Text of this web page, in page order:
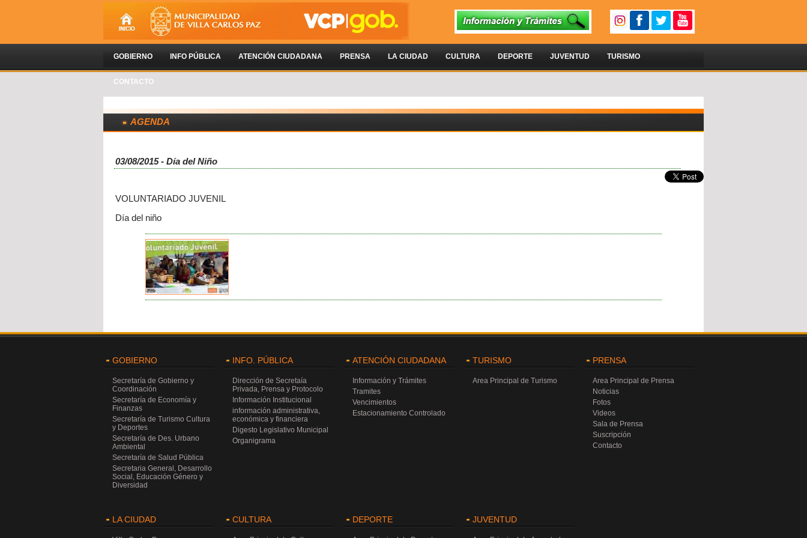
GOBIERNO INFO PÚBLICA ATENCIÓN CIUDADANA PRENSA LA CIUDAD CULTURA DEPORTE JUVENTUD TURISMO
CONTACTO
AGENDA
03/08/2015 - Día del Niño
VOLUNTARIADO JUVENIL
Día del niño
GOBIERNO
Secretaría de Gobierno y
Coordinación
Secretaría de Economía y
Finanzas
Secretaría de Turismo Cultura
y Deportes
Secretaría de Des. Urbano
Ambiental
Secretaría de Salud Pública
Secretaria General, Desarrollo
Social, Educación Género y
Diversidad
INFO. PÚBLICA
Dirección de Secretaía
Privada, Prensa y Protocolo
Información Institucional
información administrativa,
económica y financiera
Digesto Legislativo Municipal
Organigrama
ATENCIÓN CIUDADANA
Información y Trámites
Tramites
Vencimientos
Estacionamiento Controlado
TURISMO
Area Principal de Turismo
PRENSA
Area Principal de Prensa
Noticias
Fotos
Videos
Sala de Prensa
Suscripción
Contacto
LA CIUDAD CULTURA DEPORTE JUVENTUD